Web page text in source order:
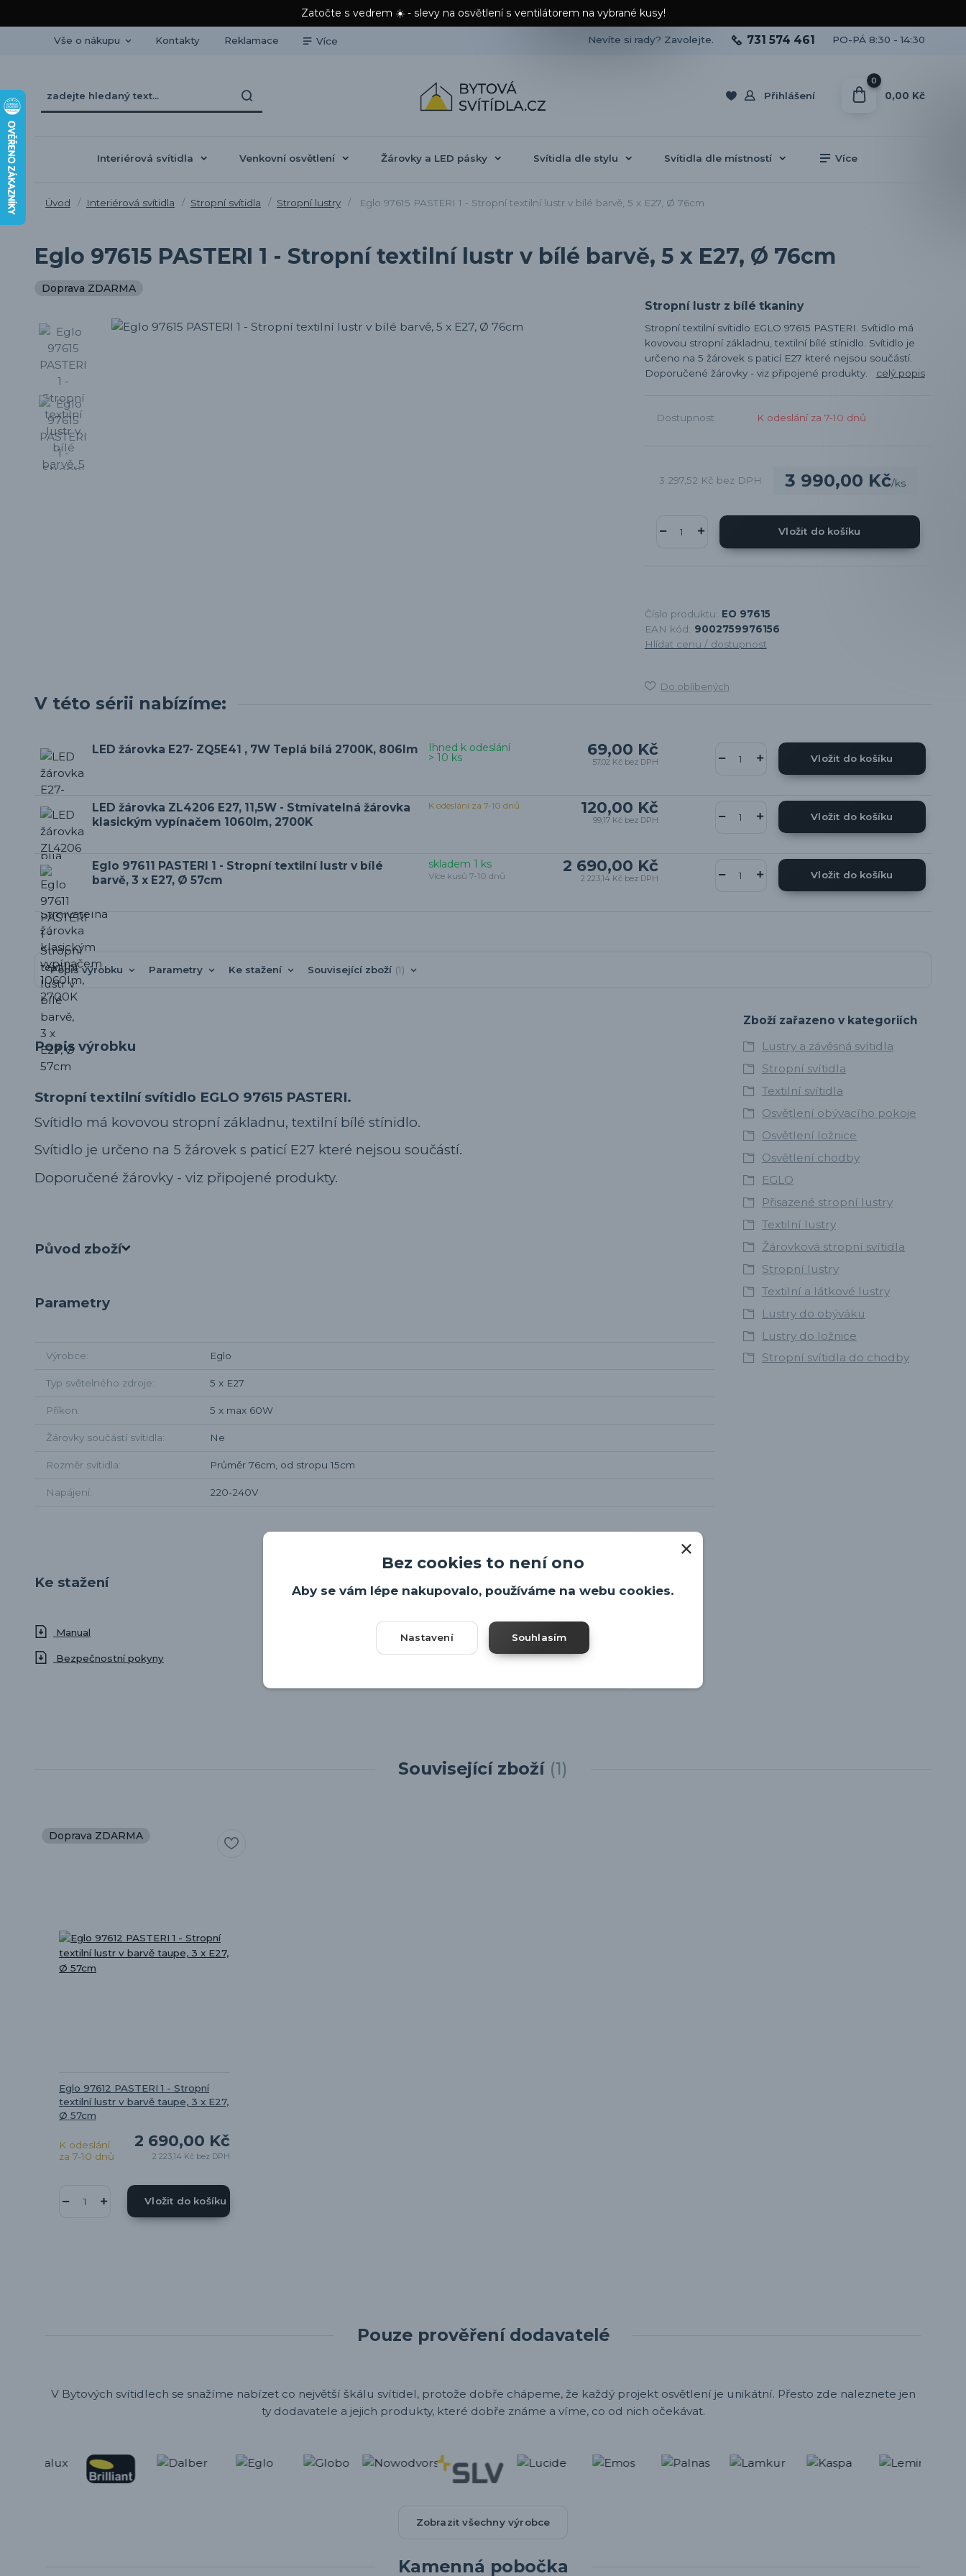
Zatočte s vedrem ☀️ - slevy na osvětlení s ventilátorem na vybrané kusy!
Vše o nákupu Kontakty Reklamace Více
Přihlášení
Nevíte si rady? Zavolejte. 731 574 461 PO-PÁ 8:30 - 14:30
0
0,00 Kč
Interiérová svítidla Venkovní osvětlení Žárovky a LED pásky Svítidla dle stylu Svítidla dle místností Více
Úvod Interiérová svítidla Stropní svítidla Stropní lustry Eglo 97615 PASTERI 1 - Stropní textilní lustr v bílé barvě, 5 x E27, Ø 76cm
Eglo 97615 PASTERI 1 - Stropní textilní lustr v bílé barvě, 5 x E27, Ø 76cm
Doprava ZDARMA
Stropní lustr z bílé tkaniny
Stropní textilní svítidlo EGLO 97615 PASTERI. Svítidlo má
kovovou stropní základnu, textilní bílé stínidlo. Svítidlo je
určeno na 5 žárovek s paticí E27 které nejsou součástí.
Doporučené žárovky - viz připojené produkty. celý popis
Dostupnost K odeslání za 7-10 dnů
3 990,00 Kč/ks
3 297,52 Kč bez DPH
Vložit do košíku
Číslo produktu: EO 97615
EAN kód: 9002759976156
Hlídat cenu / dostupnost
Do oblíbených
V této sérii nabízíme:
LED žárovka E27- ZQ5E41 , 7W Teplá bílá 2700K, 806lm 69,00 Kč
57,02 Kč bez DPH
Ihned k odeslání
> 10 ks Vložit do košíku
LED žárovka ZL4206 E27, 11,5W - Stmívatelná žárovka
klasickým vypínačem 1060lm, 2700K
120,00 Kč
99,17 Kč bez DPH
K odeslání za 7-10 dnů
Vložit do košíku
Eglo 97611 PASTERI 1 - Stropní textilní lustr v bílé
barvě, 3 x E27, Ø 57cm
2 690,00 Kč
2 223,14 Kč bez DPH
skladem 1 ks
Více kusů 7-10 dnů Vložit do košíku
Popis výrobku Parametry Ke stažení Související zboží 1
Popis výrobku
Stropní textilní svítidlo EGLO 97615 PASTERI.
Svítidlo má kovovou stropní základnu, textilní bílé stínidlo.
Svítidlo je určeno na 5 žárovek s paticí E27 které nejsou součástí.
Doporučené žárovky - viz připojené produkty.
Původ zboží
Parametry
Výrobce Eglo
Typ světelného zdroje 5 x E27
Příkon 5 x max 60W
Žárovky součástí svítidla Ne
Rozměr svítidla Průměr 76cm, od stropu 15cm
Napájení 220-240V
Zboží zařazeno v kategoriích
Lustry a závěsná svítidla
Stropní svítidla
Textilní svítidla
Osvětlení obývacího pokoje
Osvětlení ložnice
Osvětlení chodby
EGLO
Přisazené stropní lustry
Textilní lustry
Žárovková stropní svítidla
Stropní lustry
Textilní a látkové lustry
Lustry do obýváku
Lustry do ložnice
Stropní svítidla do chodby
Ke stažení
Manual
Bezpečnostní pokyny
Související zboží 1
Doprava ZDARMA
Eglo 97612 PASTERI 1 - Stropní
textilní lustr v barvě taupe, 3 x E27,
Ø 57cm
2 690,00 Kč
2 223,14 Kč bez DPH
K odeslání
za 7-10 dnů
Vložit do košíku
Pouze prověření dodavatelé
V Bytových svítidlech se snažíme nabízet co největší škálu svítidel, protože dobře chápeme, že každý projekt osvětlení je unikátní. Přesto zde naleznete jen
ty dodavatele a jejich produkty, které dobře známe a víme, co od nich očekávat.
Zobrazit všechny výrobce
Kamenná pobočka
Bez cookies to není ono
Aby se vám lépe nakupovalo, používáme na webu cookies.
Nastavení Souhlasím